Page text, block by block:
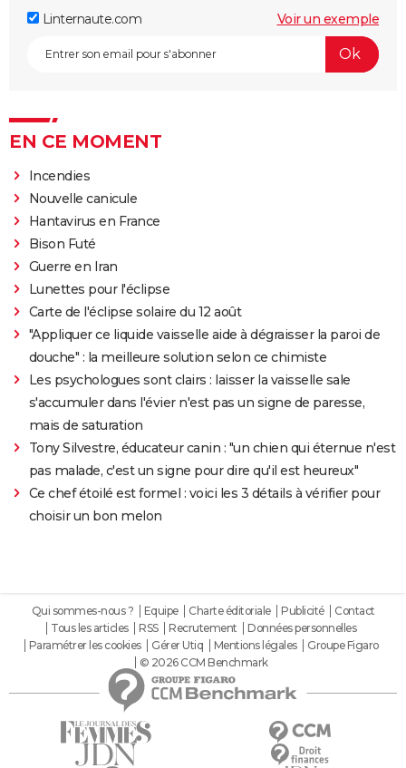
Linternaute.com Voir un exemple
EN CE MOMENT
Incendies
Nouvelle canicule
Hantavirus en France
Bison Futé
Guerre en Iran
Lunettes pour l'éclipse
Carte de l'éclipse solaire du 12 août
"Appliquer ce liquide vaisselle aide à dégraisser la paroi de
douche" : la meilleure solution selon ce chimiste
Les psychologues sont clairs : laisser la vaisselle sale
s'accumuler dans l'évier n'est pas un signe de paresse,
mais de saturation
Tony Silvestre, éducateur canin : "un chien qui éternue n'est
pas malade, c'est un signe pour dire qu'il est heureux"
Ce chef étoilé est formel : voici les 3 détails à vérifier pour
choisir un bon melon
Qui sommes-nous ? Equipe Charte éditoriale Publicité
Contact
Tous les articles
RSS Recrutement
Données personnelles
Paramétrer les cookies
Gérer Utiq Mentions légales
Groupe Figaro
© 2026 CCM Benchmark